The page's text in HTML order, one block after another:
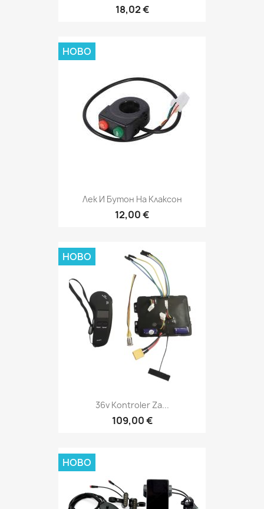
18,02 €
Лек И Бутон На Клаксон
12,00 €
НОВО
36v Kontroler Za...
109,00 €
НОВО
НОВО